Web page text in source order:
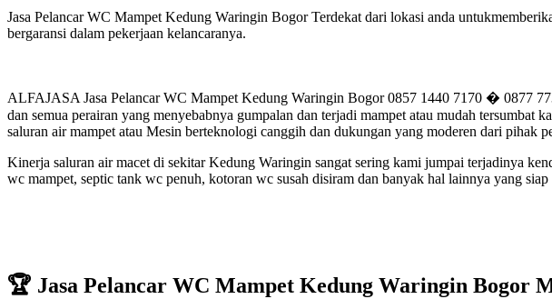
Jasa Pelancar WC Mampet Kedung Waringin Bogor Terdekat dari lokasi anda
bergaransi dalam pekerjaan kelancaranya.
ALFAJASA Jasa Pelancar WC Mampet Kedung Waringin Bogor 0857 1440 7170 � 0877
dan semua perairan yang menyebabnya gumpalan dan terjadi mampet atau mudah tersumbat
saluran air mampet atau Mesin berteknologi canggih dan dukungan yang moderen dari pihak
Kinerja saluran air macet di sekitar Kedung Waringin sangat sering kami jumpai terjadinya
wc mampet, septic tank wc penuh, kotoran wc susah disiram dan banyak hal lainnya yang
🏆 Jasa Pelancar WC Mampet Kedung Waringin Bogor